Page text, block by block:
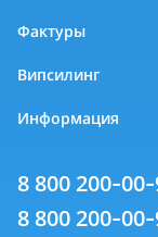
Фактуры
Випсилинг
Информация
8 800 200-
8 800 200-